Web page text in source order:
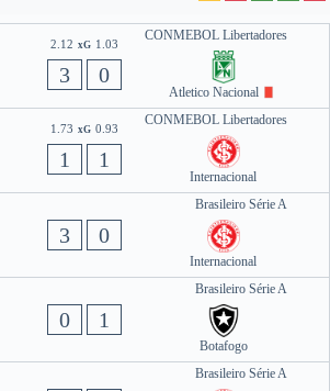
CONMEBOL Libertadores
2.12 xG 1.03
3 0
Atletico Nacional
CONMEBOL Libertadores
1.73 xG 0.93
1 1
Internacional
Brasileiro Série A
3 0
Internacional
Brasileiro Série A
0 1
Botafogo
Brasileiro Série A